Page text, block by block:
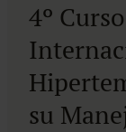
4º Curso
su